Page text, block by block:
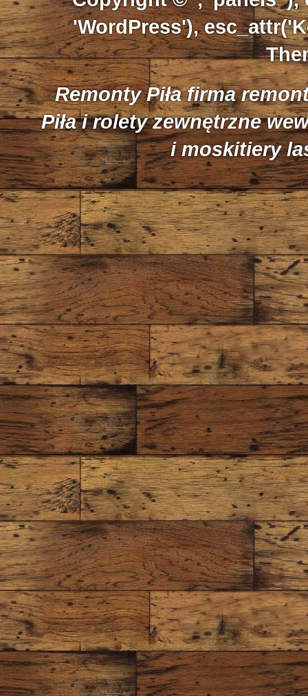
'WordPress'),
Remonty Piła firma
Piła i rolety zewnętrzne
i moskitiery